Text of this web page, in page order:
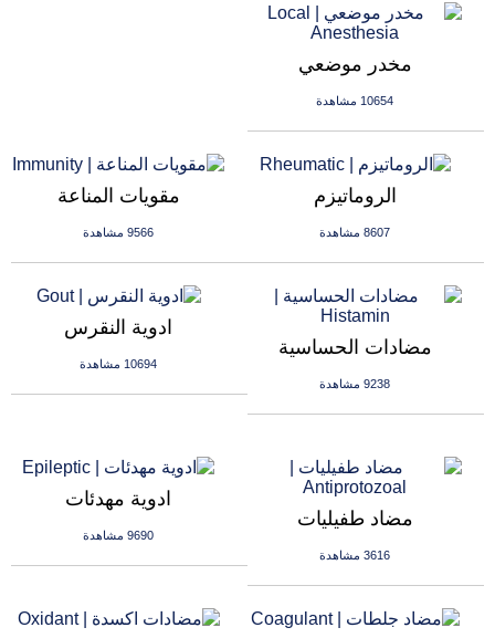
مخدر موضعي
10654 مشاهدة
مقويات المناعة
9566 مشاهدة
الروماتيزم
8607 مشاهدة
ادوية النقرس
10694 مشاهدة
مضادات الحساسية
9238 مشاهدة
ادوية مهدئات
9690 مشاهدة
مضاد طفيليات
3616 مشاهدة